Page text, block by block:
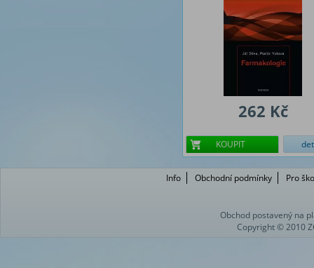
262 Kč
KOUPIT
Info Obchodní podmínky Pro
Obchod postavený na
Copyright © 2010